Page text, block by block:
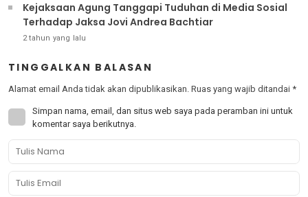
Kejaksaan Agung Tanggapi Tuduhan di Media Sosial
Terhadap Jaksa Jovi Andrea Bachtiar
2 tahun yang lalu
TINGGALKAN BALASAN
Alamat email Anda tidak akan dipublikasikan. Ruas yang wajib ditandai *
Simpan nama, email, dan situs web saya pada peramban ini untuk
komentar saya berikutnya.